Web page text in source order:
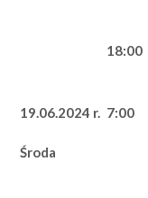
18:00
19.06.2024 r.
Środa
7:00